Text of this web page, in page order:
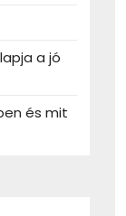
a jó
és mit